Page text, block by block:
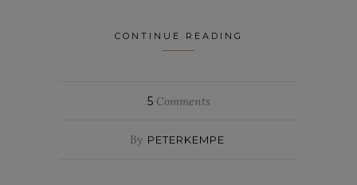
CONTINUE READING
5Comments
By PETERKEMPE